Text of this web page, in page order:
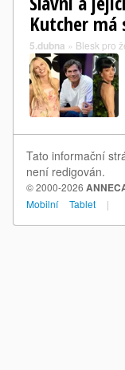
Kutcher
5.dubna » Blesk pro
Tato informační
není redigován.
© 2000-2026
Mobilní
Tablet |